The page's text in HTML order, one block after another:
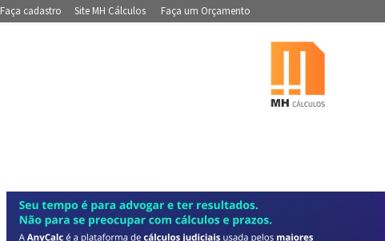
Faça cadastro Site MH Cálculos Faça um Orçamento